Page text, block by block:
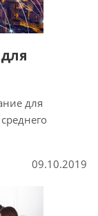
для
09.10.2019